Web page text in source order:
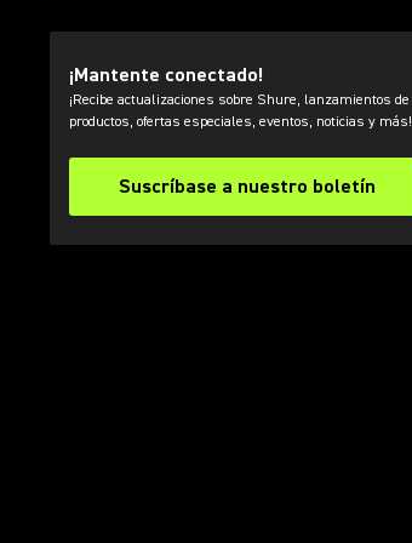
¡Mantente conectado!
¡Recibe actualizaciones sobre Shure, lanzamientos de
productos, ofertas especiales, eventos, noticias y más!
Suscríbase a nuestro boletín